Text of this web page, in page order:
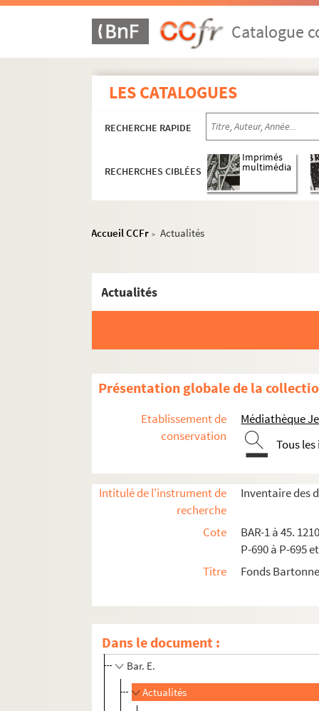
Catalogue
LES CATALOGUES
RECHERCHE RAPIDE
RECHERCHES CIBLÉES
Imprimés
multimédia
Accueil CCFr > Actualités
Actualités
Présentation globale de la
Etablissement de
conservation
Médiathèque
Tous
Intitulé de l'instrument de
recherche
Inventaire des
Cote
BAR-1 à 45.
P-690 à P-695
Titre
Fonds
Dans le document :
Albums de caricatures de Bartonneuf
ABB ou AB
A.L.
Albert
Allard-Cambray
B.
Balsamo (Louis)
Bar. E.
Actualités